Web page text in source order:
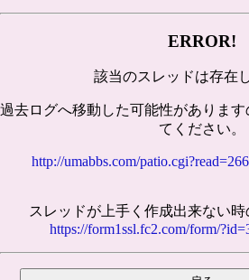
ERROR!
該当のスレッドは存在
過去ログへ移動した可能性がありま
てください。
http://umabbs.com/
スレッドが上手く作成出来ない
https://form1ssl.fc2.com/form/